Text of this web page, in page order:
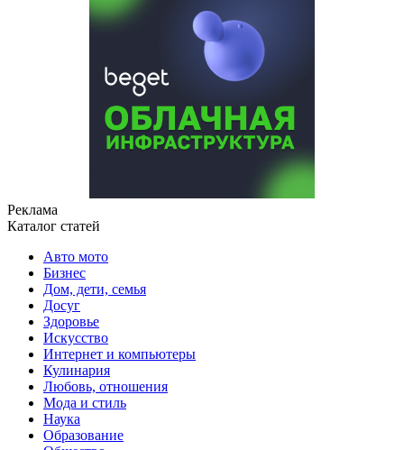
Реклама
Каталог статей
Авто мото
Бизнес
Дом, дети, семья
Досуг
Здоровье
Искусство
Интернет и компьютеры
Кулинария
Любовь, отношения
Мода и стиль
Наука
Образование